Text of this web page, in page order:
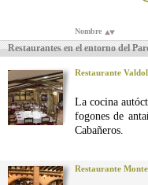
Nombre
Restaurantes en el entorno del
Restaurante
La cocina
fogones de
Cabañeros.
Restaurante